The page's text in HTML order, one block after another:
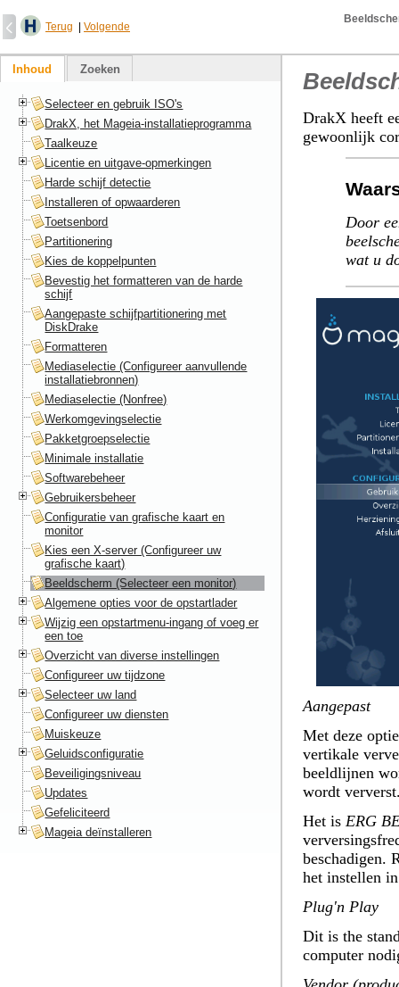
Terug Volgende
DrakX heeft
gewoonlijk
Door
wat u
Aangepast
Met deze
vertikale
beeldlijnen
wordt
Het is ERG
beschadigen.
het instellen
Plug'n Play
Dit is the
computer
Inhoud Zoeken
Selecteer en gebruik ISO's
DrakX, het Mageia-installatieprogramma
Taalkeuze
Licentie en uitgave-opmerkingen
Harde schijf detectie
Installeren of opwaarderen
Toetsenbord
Partitionering
Kies de koppelpunten
Bevestig het formatteren van de harde
schijf
Aangepaste schijfpartitionering met
DiskDrake
Formatteren
Mediaselectie (Configureer aanvullende
installatiebronnen)
Mediaselectie (Nonfree)
Werkomgevingselectie
Pakketgroepselectie
Minimale installatie
Softwarebeheer
Gebruikersbeheer
Configuratie van grafische kaart en
monitor
Kies een X-server (Configureer uw
grafische kaart)
Beeldscherm (Selecteer een monitor)
Algemene opties voor de opstartlader
Wijzig een opstartmenu-ingang of voeg er
een toe
Overzicht van diverse instellingen
Configureer uw tijdzone
Selecteer uw land
Configureer uw diensten
Muiskeuze
Geluidsconfiguratie
Beveiligingsniveau
Updates
Gefeliciteerd
Mageia deïnstalleren